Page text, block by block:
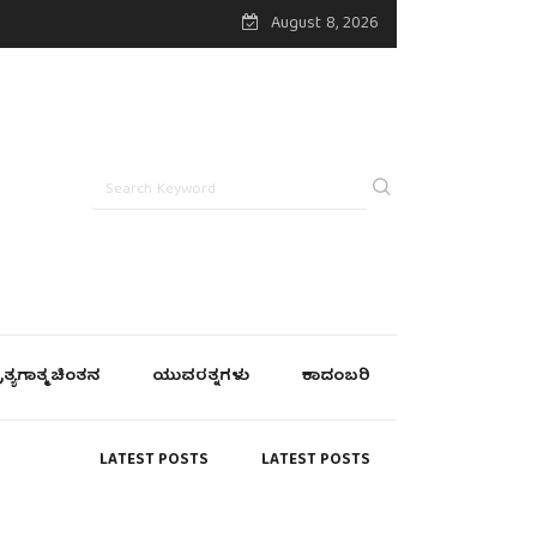
August 8, 2026
ಚಿಂತನ ಯುವರತ್ನಗಳು ಕಾದಂಬರಿ
LATEST POSTS LATEST POSTS